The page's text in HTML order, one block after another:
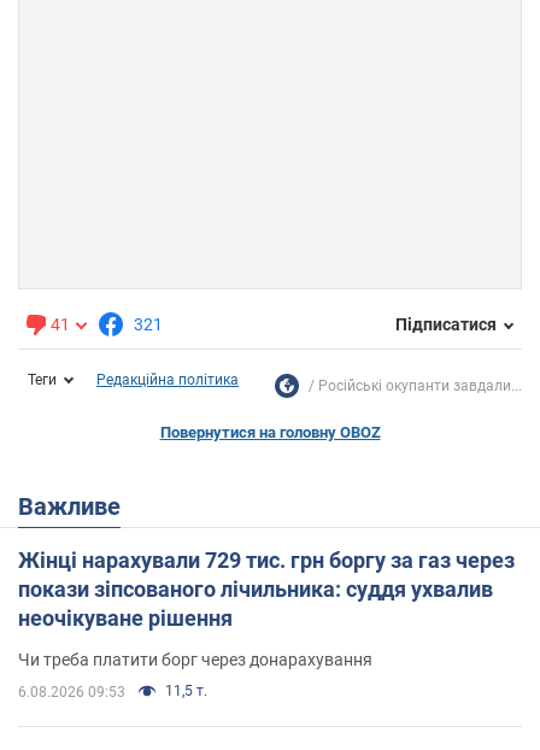
41 321 Підписатися
Теги Редакційна політика Російські окупанти завдали...
Повернутися на головну OBOZ
Важливе
Жінці нарахували 729 тис. грн боргу за газ через
покази зіпсованого лічильника: суддя ухвалив
неочікуване рішення
Чи треба платити борг через донарахування
6.08.2026 09:53 11,5 т.